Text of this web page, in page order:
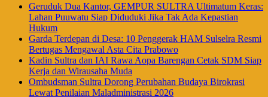
Geruduk Dua Kantor, GEMPUR SULTRA Ultimatum Keras:
Lahan Puuwatu Siap Diduduki Jika Tak Ada Kepastian
Hukum
Garda Terdepan di Desa: 10 Penggerak HAM Sulselra Resmi
Bertugas Mengawal Asta Cita Prabowo
Kadin Sultra dan IAI Rawa Aopa Barengan Cetak SDM Siap
Kerja dan Wirausaha Muda
Ombudsman Sultra Dorong Perubahan Budaya Birokrasi
Lewat Penilaian Maladministrasi 2026